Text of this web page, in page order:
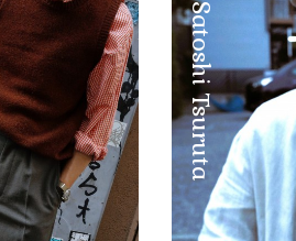
Satoshi Tsuruta